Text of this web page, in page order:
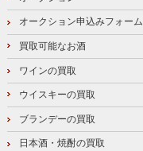
オークション申込みフォーム
買取可能なお酒
ワインの買取
ウイスキーの買取
ブランデーの買取
日本酒・焼酎の買取